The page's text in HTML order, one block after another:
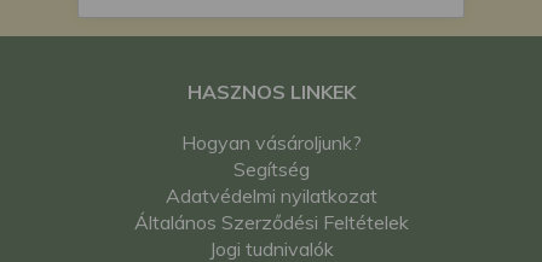
HASZNOS LINKEK
Hogyan vásároljunk?
Segítség
Adatvédelmi nyilatkozat
Általános Szerződési Feltételek
Jogi tudnivalók